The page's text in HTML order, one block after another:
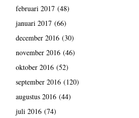
februari 2017(48)
januari 2017(66)
december 2016(30)
november 2016(46)
oktober 2016(52)
september 2016(120)
augustus 2016(44)
juli 2016(74)